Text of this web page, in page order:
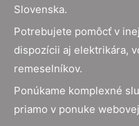
Slovenska.
Potrebujete pomôcť v
dispozícii aj elektrikára,
remeselníkov.
Ponúkame komplexné
priamo v ponuke